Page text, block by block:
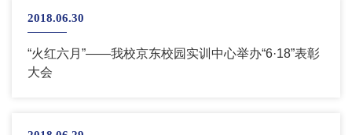
2018.06.30
“火红六月”——我校京东校园实训中心举办“6·18”表彰
大会